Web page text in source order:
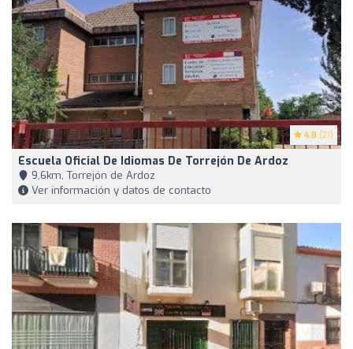
4.8 (21)
Escuela Oficial De Idiomas De Torrejón De Ardoz
9,6km, Torrejón de Ardoz
Ver información y datos de contacto